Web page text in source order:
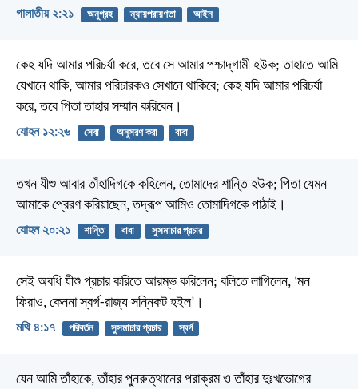
গালাতীয় ২:২১ অনুগ্রহ ন্যায়পরায়ণতা আইন
কেহ যদি আমার পরিচর্যা করে, তবে সে আমার পশ্চাদ্‌গামী হউক; তাহাতে আমি
যেখানে থাকি, আমার পরিচারকও সেখানে থাকিবে; কেহ যদি আমার পরিচর্যা
করে, তবে পিতা তাহার সম্মান করিবেন।
যোহন ১২:২৬ সেবা অনুসরণ করা বাবা
তখন যীশু আবার তাঁহাদিগকে কহিলেন, তোমাদের শান্তি হউক; পিতা যেমন
আমাকে প্রেরণ করিয়াছেন, তদ্রূপ আমিও তোমাদিগকে পাঠাই।
যোহন ২০:২১ শান্তি বাবা সুসমাচার প্রচার
সেই অবধি যীশু প্রচার করিতে আরম্ভ করিলেন; বলিতে লাগিলেন, ‘মন
ফিরাও, কেননা স্বর্গ-রাজ্য সন্নিকট হইল’।
মথি ৪:১৭ পরিবর্তন সুসমাচার প্রচার স্বর্গ
যেন আমি তাঁহাকে, তাঁহার পুনরুত্থানের পরাক্রম ও তাঁহার দুঃখভোগের